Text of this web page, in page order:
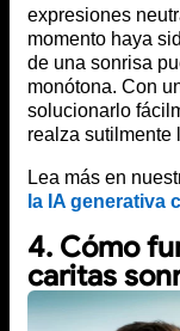
expresiones
momento haya
de una sonrisa
monótona. Con
solucionarlo
realza sutilmente
Lea más en
la IA generativa
4. Cómo
caritas